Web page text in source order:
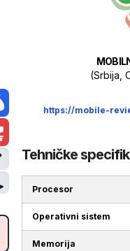
(Srbija,
https://mobile-
Tehničke
Procesor
Operativni sistem
Memorija